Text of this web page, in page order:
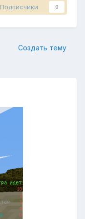
Подписчики 0
Создать тему